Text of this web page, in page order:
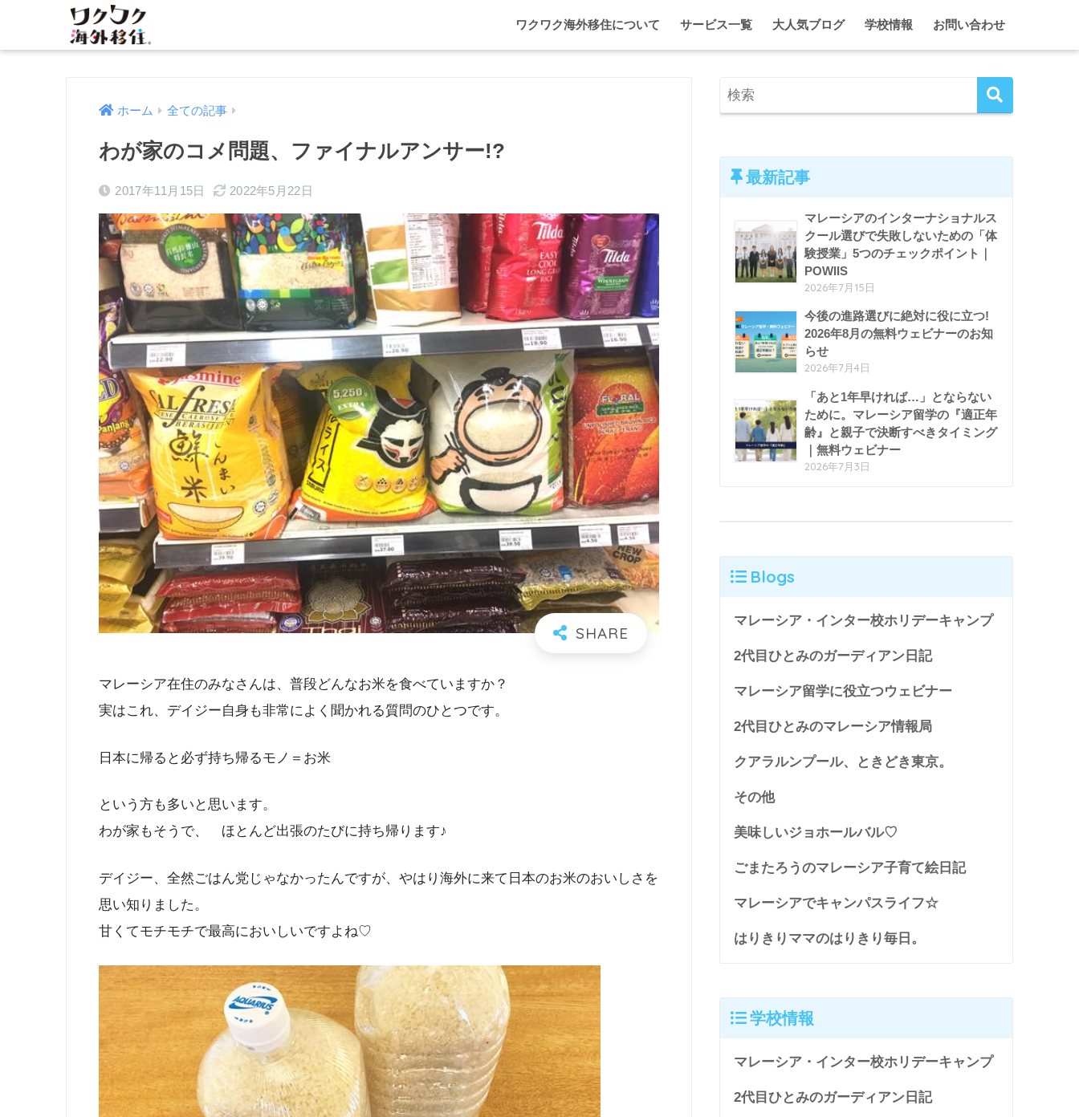
ワクワク海外移住について サービス一覧
エプソム単身留学 入学＆ガーディアンシップ
大人気ブログ 学校情報 お問い合わせ
ホーム 全ての記事
わが家のコメ問題、ファイナルアンサー!?
2017年11月15日 2022年5月22日
マレーシア在住のみなさんは、普段どんなお米を食べていますか？
実はこれ、デイジー自身も非常によく聞かれる質問のひとつです。
日本に帰ると必ず持ち帰るモノ＝お米
という方も多いと思います。
わが家もそうで、 ほとんど出張のたびに持ち帰ります♪
デイジー、全然ごはん党じゃなかったんですが、やはり海外に来て日本のお米のおいしさを
思い知りました。
甘くてモチモチで最高においしいですよね♡
最新記事
マレーシアのインターナショナルス
クール選びで失敗しないための「体
験授業」5つのチェックポイント｜
POWIIS
2026年7月15日
今後の進路選びに絶対に役に立つ!
2026年8月の無料ウェビナーのお知
らせ
2026年7月4日
「あと1年早ければ…」とならない
ために。マレーシア留学の『適正年
齢』と親子で決断すべきタイミング
｜無料ウェビナー
2026年7月3日
Blogs
マレーシア・インター校ホリデーキャンプ
2代目ひとみのガーディアン日記
マレーシア留学に役立つウェビナー
2代目ひとみのマレーシア情報局
クアラルンプール、ときどき東京。
その他
美味しいジョホールバル♡
ごまたろうのマレーシア子育て絵日記
マレーシアでキャンパスライフ☆
はりきりママのはりきり毎日。
学校情報
マレーシア・インター校ホリデーキャンプ
2代目ひとみのガーディアン日記